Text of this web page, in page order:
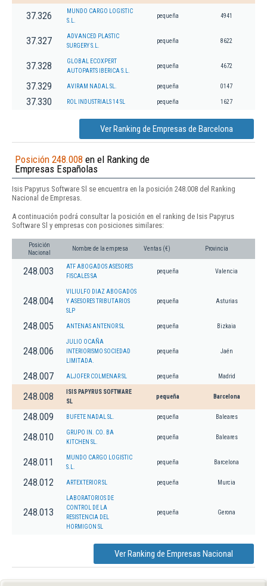
37.326
MUNDO CARGO LOGISTIC
S.L.
pequeña 4941
37.327
ADVANCED PLASTIC
SURGERY S.L.
pequeña 8622
37.328
GLOBAL ECOXPERT
AUTOPARTS IBERICA S.L.
pequeña 4672
37.329 AVIRAM NADAL SL. pequeña 0147
37.330 ROL INDUSTRIALS 14 SL pequeña 1627
Ver Ranking de Empresas de Barcelona
Posición 248.008 en el Ranking de
Empresas Españolas
Isis Papyrus Software Sl se encuentra en la posición 248.008 del Ranking
Nacional de Empresas.
A continuación podrá consultar la posición en el ranking de Isis Papyrus
Software Sl y empresas con posiciones similares:
Posición
Nacional
Nombre de la empresa Ventas (€) Provincia
248.003
ATF ABOGADOS ASESORES
FISCALES SA
pequeña Valencia
248.004
VILIULFO DIAZ ABOGADOS
Y ASESORES TRIBUTARIOS
SLP
pequeña Asturias
248.005 ANTENAS ANTENOR SL pequeña Bizkaia
248.006
JULIO OCAÑA
INTERIORISMO SOCIEDAD
LIMITADA.
pequeña Jaén
248.007 ALJOFER COLMENAR SL pequeña Madrid
248.008
ISIS PAPYRUS SOFTWARE
SL
pequeña Barcelona
248.009 BUFETE NADAL SL. pequeña Baleares
248.010
GRUPO IN. CO. BA
KITCHEN SL.
pequeña Baleares
248.011
MUNDO CARGO LOGISTIC
S.L.
pequeña Barcelona
248.012 ARTEXTERIOR SL pequeña Murcia
248.013
LABORATORIOS DE
CONTROL DE LA
RESISTENCIA DEL
HORMIGON SL
pequeña Gerona
Ver Ranking de Empresas Nacional